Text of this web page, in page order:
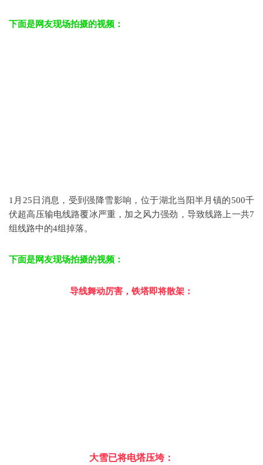
下面是网友现场拍摄的视频：
1月25日消息，受到强降雪影响，位于湖北当阳半月镇的500千
伏超高压输电线路覆冰严重，加之风力强劲，导致线路上一共7
组线路中的4组掉落。
下面是网友现场拍摄的视频：
导线舞动厉害，铁塔即将散架：
大雪已将电塔压垮：